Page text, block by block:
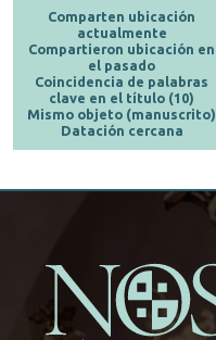
Comparten ubicación
actualmente
Compartieron ubicación en
el pasado
Coincidencia de palabras
clave en el título (10)
Mismo objeto (manuscrito)
Datación cercana